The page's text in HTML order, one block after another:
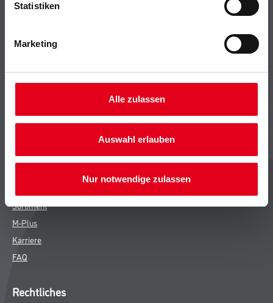
Statistiken
Marketing
Alle zulassen
Auswahl erlauben
Nur notwendige zulassen
Trockenbau
Bodenbeläge
Unternehmen
Sortiment
M-Plus
Karriere
FAQ
Rechtliches